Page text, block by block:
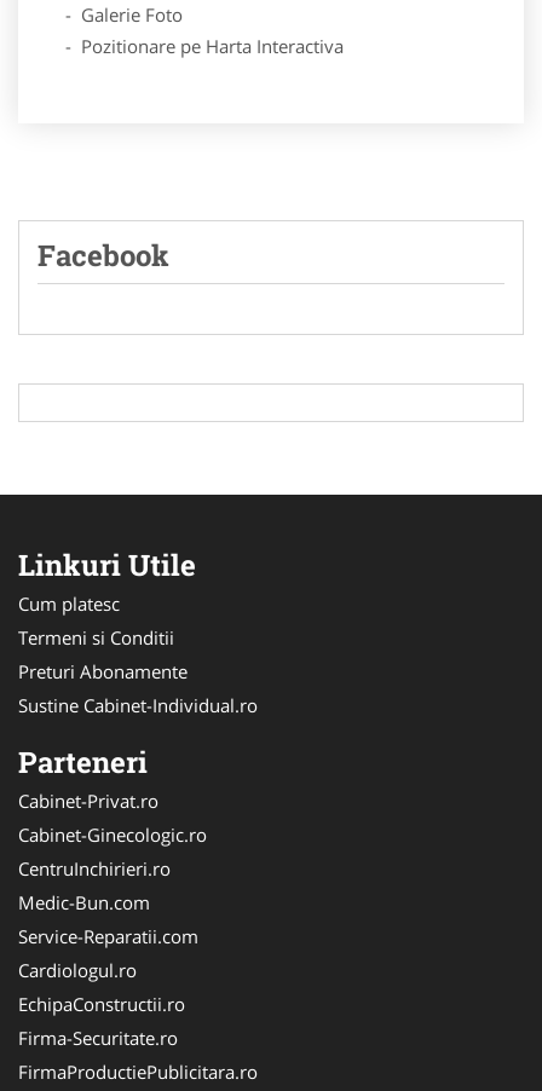
- Galerie Foto
- Pozitionare pe Harta Interactiva
Facebook
Linkuri Utile
Cum platesc
Termeni si Conditii
Preturi Abonamente
Sustine Cabinet-Individual.ro
Parteneri
Cabinet-Privat.ro
Cabinet-Ginecologic.ro
CentruInchirieri.ro
Medic-Bun.com
Service-Reparatii.com
Cardiologul.ro
EchipaConstructii.ro
Firma-Securitate.ro
FirmaProductiePublicitara.ro